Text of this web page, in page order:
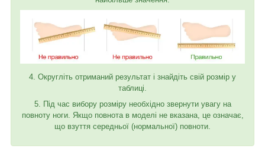
4. Округліть отриманий результат і знайдіть свій розмір у
таблиці.
5. Під час вибору розміру необхідно звернути увагу на
повноту ноги. Якщо повнота в моделі не вказана, це означає,
що взуття середньої (нормальної) повноти.